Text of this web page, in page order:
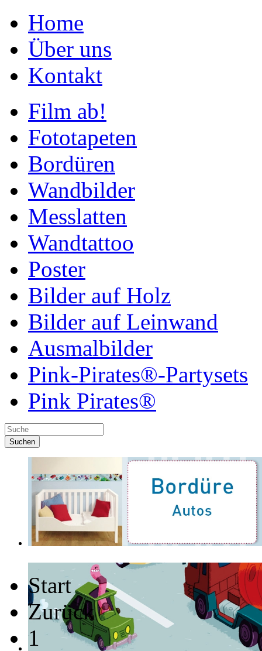
Home
Über uns
Kontakt
Film ab!
Fototapeten
Bordüren
Wandbilder
Messlatten
Wandtattoo
Poster
Bilder auf Holz
Bilder auf Leinwand
Ausmalbilder
Pink-Pirates®-Partysets
Pink Pirates®
Start
Zurück
1